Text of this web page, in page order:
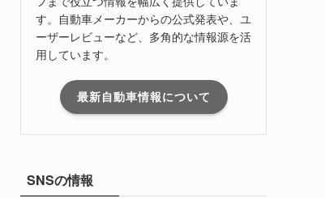
す。自動車メーカーからの公式発表や、ユ
ーザーレビューなど、多角的な情報源を活
用しています。
最新自動車情報について
SNSの情報